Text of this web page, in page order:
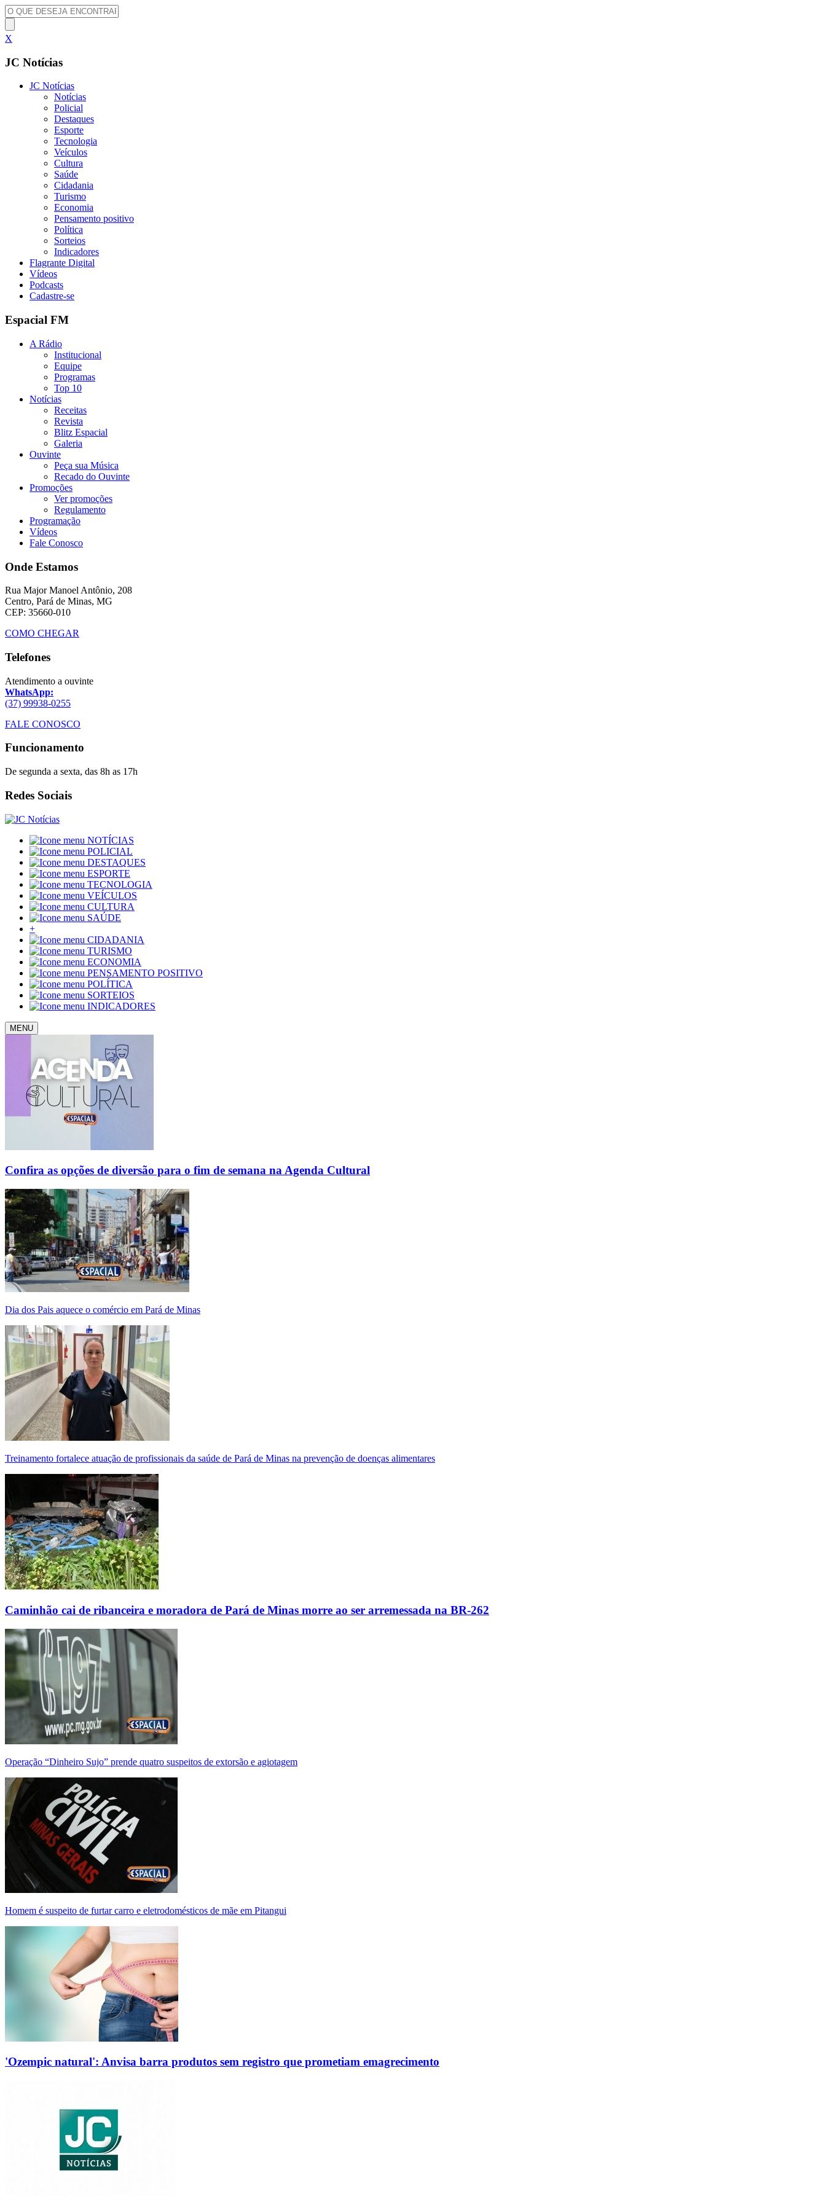
X
JC Notícias
JC Notícias
Notícias
Policial
Destaques
Esporte
Tecnologia
Veículos
Cultura
Saúde
Cidadania
Turismo
Economia
Pensamento positivo
Política
Sorteios
Indicadores
Flagrante Digital
Vídeos
Podcasts
Cadastre-se
Espacial FM
A Rádio
Institucional
Equipe
Programas
Top 10
Notícias
Receitas
Revista
Blitz Espacial
Galeria
Ouvinte
Peça sua Música
Recado do Ouvinte
Promoções
Ver promoções
Regulamento
Programação
Vídeos
Fale Conosco
Onde Estamos
Rua Major Manoel Antônio, 208
Centro, Pará de Minas, MG
CEP: 35660-010
COMO CHEGAR
Telefones
Atendimento a ouvinte
WhatsApp:
(37) 99938-0255
FALE CONOSCO
Funcionamento
De segunda a sexta, das 8h as 17h
Redes Sociais
NOTÍCIAS
POLICIAL
DESTAQUES
ESPORTE
TECNOLOGIA
VEÍCULOS
CULTURA
SAÚDE
+
CIDADANIA
TURISMO
ECONOMIA
PENSAMENTO POSITIVO
POLÍTICA
SORTEIOS
INDICADORES
MENU
Confira as opções de diversão para o fim de semana na Agenda Cultural
Dia dos Pais aquece o comércio em Pará de Minas
Treinamento fortalece atuação de profissionais da saúde de Pará de Minas na prevenção de doenças alimentares
Caminhão cai de ribanceira e moradora de Pará de Minas morre ao ser arremessada na BR-262
Operação “Dinheiro Sujo” prende quatro suspeitos de extorsão e agiotagem
Homem é suspeito de furtar carro e eletrodomésticos de mãe em Pitangui
'Ozempic natural': Anvisa barra produtos sem registro que prometiam emagrecimento